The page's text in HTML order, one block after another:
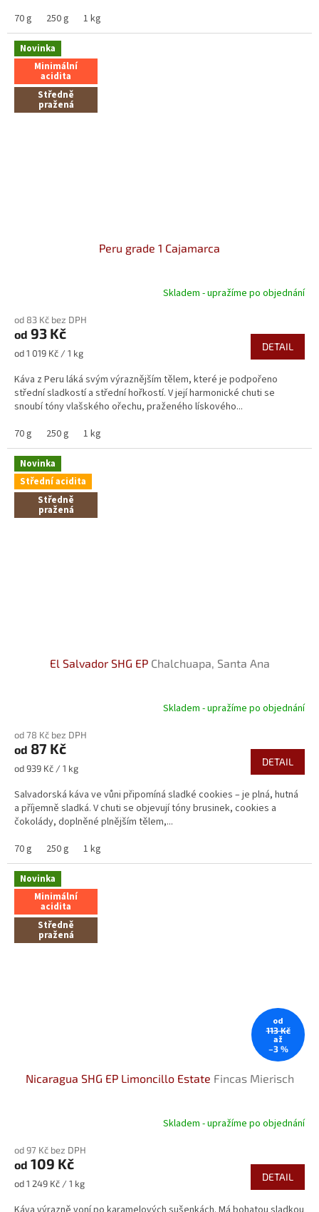
70 g
250 g 1 kg
Novinka
Minimální
acidita
Středně
pražená
Peru grade 1 Cajamarca
produktu
je
5,0
5
hvězdiček.
Skladem - upražíme po objednání
od 83 Kč bez DPH
od 93 Kč
Měrná
od 1 019 Kč / 1 kg
DETAIL
Káva z Peru láká svým výraznějším tělem, které je podpořeno
střední sladkostí a střední hořkostí. V její harmonické chuti se
snoubí tóny vlašského ořechu, praženého lískového...
70 g
250 g 1 kg
Novinka
Střední acidita
Středně
pražená
El Salvador SHG EP Chalchuapa, Santa Ana
Skladem - upražíme po objednání
od 78 Kč bez DPH
od 87 Kč
Měrná
od 939 Kč / 1 kg
DETAIL
Salvadorská káva ve vůni připomíná sladké cookies – je plná, hutná
a příjemně sladká. V chuti se objevují tóny brusinek, cookies a
čokolády, doplněné plnějším tělem,...
70 g
250 g 1 kg
Novinka
Minimální
acidita
Středně
pražená
od
113 Kč
až
–3 %
Nicaragua SHG EP Limoncillo Estate Fincas Mierisch
produktu
je
5,0
5
Skladem - upražíme po objednání
od 97 Kč bez DPH
od 109 Kč
Měrná
od 1 249 Kč / 1 kg
DETAIL